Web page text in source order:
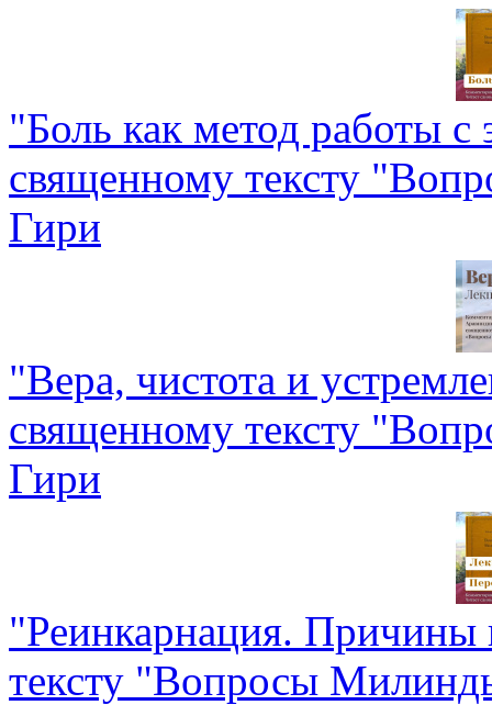
"Боль как метод работы
священному тексту
Гири
"Вера, чистота и
священному тексту
Гири
"Реинкарнация. Причины
тексту "Вопросы